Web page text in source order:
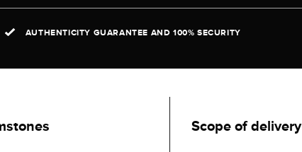
AUTHENTICITY GUARANTEE AND 100% SECURITY
Scope of delivery